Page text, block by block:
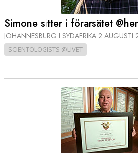
Simone sitter i förarsätet
JOHANNESBURG I SYDAFRIKA 2 AUGUSTI
SCIENTOLOGISTS @LIVET